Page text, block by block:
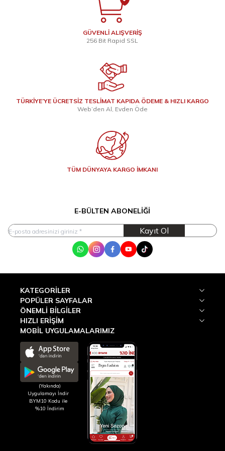
GÜVENLİ ALIŞVERİŞ
256 Bit Rapid SSL
TÜRKİYE’YE ÜCRETSİZ TESLİMAT KAPIDA ÖDEME & HIZLI KARGO
Web’den Al, Evden Öde
TÜM DÜNYAYA KARGO İMKANI
E-BÜLTEN ABONELIĞI
Kayıt Ol
WhatsApp
InstagramFacebook
YoutubeTik Tok
KATEGORILER
POPÜLER SAYFALAR
ÖNEMLI BILGILER
HIZLI ERIŞIM
MOBİL UYGULAMALARIMIZ
(Yakında)
Uygulamayı İndir
BYM10 Kodu ile
%10 İndirim